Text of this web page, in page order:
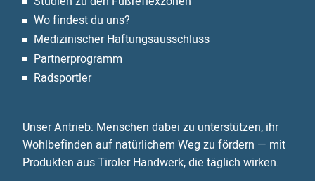
Wo findest du uns?
Medizinischer Haftungsausschluss
Partnerprogramm
Radsportler
Unser Antrieb: Menschen dabei zu unterstützen, ihr
Wohlbefinden auf natürlichem Weg zu fördern — mit
Produkten aus Tiroler Handwerk, die täglich wirken.